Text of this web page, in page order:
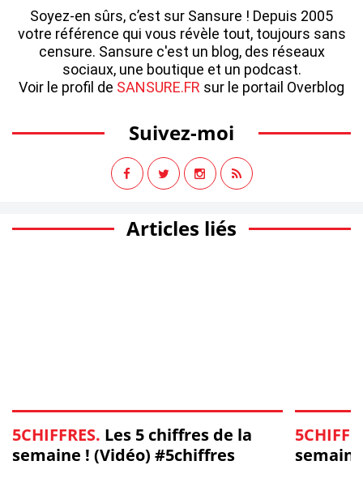
Soyez-en sûrs, c’est sur Sansure ! Depuis 2005
votre référence qui vous révèle tout, toujours sans
censure. Sansure c'est un blog, des réseaux
sociaux, une boutique et un podcast.
Voir le profil de SANSURE.FR sur le portail Overblog
Suivez-moi
Articles liés
5CHIFFRES. Les 5 chiffres de la
semaine ! (Vidéo) #5chiffres